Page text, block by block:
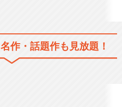
名作・話題作も見放題！